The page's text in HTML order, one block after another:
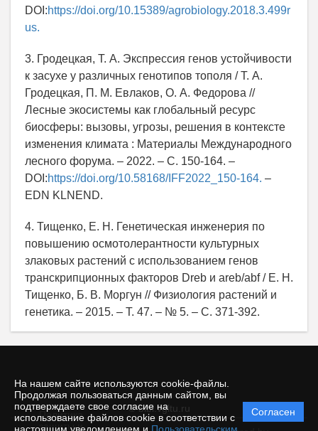
На нашем сайте используются cookie-файлы.
Продолжая пользоваться данным сайтом, вы
подтверждаете свое согласие на
использование файлов cookie в соответствии с
Согласен
DOI:https://doi.org/10.15389/agrobiology.2018.3.499r
us.
3. Гродецкая, Т. А. Экспрессия генов устойчивости
к засухе у различных генотипов тополя / Т. А.
Гродецкая, П. М. Евлаков, О. А. Федорова //
Лесные экосистемы как глобальный ресурс
биосферы: вызовы, угрозы, решения в контексте
изменения климата : Материалы Международного
лесного форума. – 2022. – С. 150-164. –
DOI:https://doi.org/10.58168/IFF2022_150-164. –
EDN KLNEND.
4. Тищенко, Е. Н. Генетическая инженерия по
повышению осмотолерантности культурных
злаковых растений с использованием генов
транскрипционных факторов Dreb и areb/abf / Е. Н.
Тищенко, Б. В. Моргун // Физиология растений и
генетика. – 2015. – Т. 47. – № 5. – С. 371-392.
© bibl.vgltu.ru
Политика
защиты и